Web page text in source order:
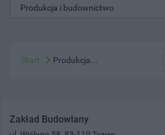
Start Produkcja...
Zakład Budowlany